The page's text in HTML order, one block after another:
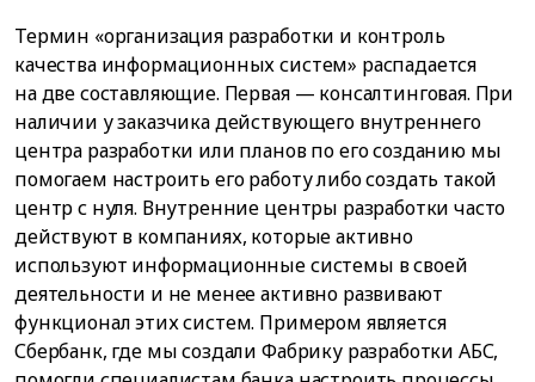
Термин «организация разработки и контроль
качества информационных систем» распадается
на две составляющие. Первая — консалтинговая. При
наличии у заказчика действующего внутреннего
центра разработки или планов по его созданию мы
помогаем настроить его работу либо создать такой
центр с нуля. Внутренние центры разработки часто
действуют в компаниях, которые активно
используют информационные системы в своей
деятельности и не менее активно развивают
функционал этих систем. Примером является
Сбербанк, где мы создали Фабрику разработки АБС,